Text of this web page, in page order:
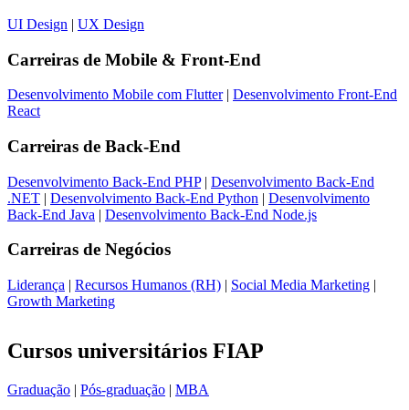
UI Design | UX Design
Carreiras de Mobile & Front-End
Desenvolvimento Mobile com Flutter| Desenvolvimento Front-End
React
Carreiras de Back-End
Desenvolvimento Back-End PHP| Desenvolvimento Back-End
.NET | Desenvolvimento Back-End Python | Desenvolvimento
Back-End Java | Desenvolvimento Back-End Node.js
Carreiras de Negócios
Liderança | Recursos Humanos (RH) | Social Media Marketing |
Growth Marketing
Cursos universitários FIAP
Graduação | Pós-graduação | MBA